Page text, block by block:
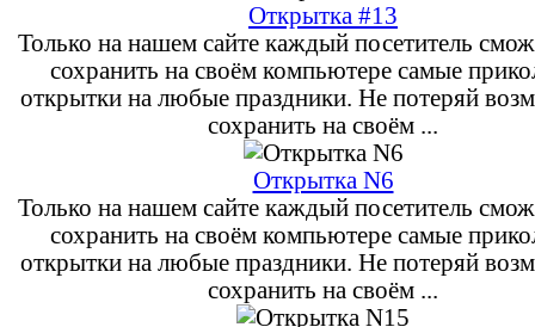
Открытка #13
Только на нашем сайте каждый посетитель
сохранить на своём компьютере самые
открытки на любые праздники. Не потеряй
сохранить на своём ...
Открытка N6
Только на нашем сайте каждый посетитель
сохранить на своём компьютере самые
открытки на любые праздники. Не потеряй
сохранить на своём ...